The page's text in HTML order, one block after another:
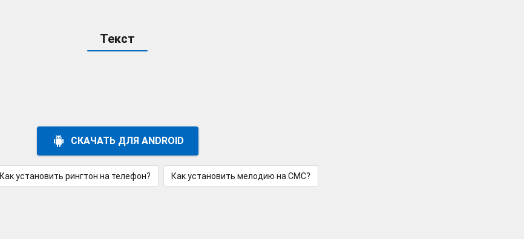
Текст
СКАЧАТЬ ДЛЯ ANDROID
Как установить рингтон на телефон? Как установить мелодию на СМС?